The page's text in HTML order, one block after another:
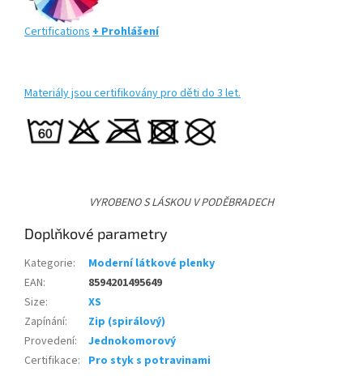
Certifications+ Prohlášení
Materiály jsou certifikovány pro děti do 3 let.
VYROBENO S LÁSKOU V PODĚBRADECH
Doplňkové parametry
Kategorie:
Moderní látkové plenky
EAN:
8594201495649
Size:
XS
Zapínání:
Zip (spirálový)
Provedení:
Jednokomorový
Certifikace: Pro styk s potravinami